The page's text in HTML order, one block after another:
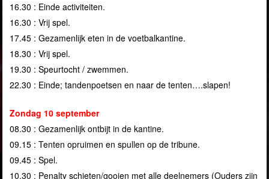
16.30 : Einde activiteiten.
16.30 : Vrĳ spel.
17.45 : Gezamenlĳk eten in de voetbalkantine.
18.30 : Vrĳ spel.
19.30 : Speurtocht / zwemmen.
22.30 : Einde; tandenpoetsen en naar de tenten….slapen!
Zondag 10 september
08.30 : Gezamenlĳk ontbĳt in de kantine.
09.15 : Tenten opruimen en spullen op de tribune.
09.45 : Spel.
10.30 : Penalty schieten/gooien met alle deelnemers (Ouders zĳn